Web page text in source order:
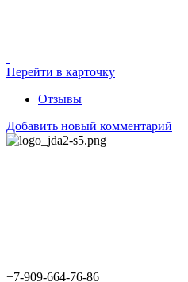
Перейти в карточку
Отзывы
Добавить новый комментарий
+7-909-664-76-86